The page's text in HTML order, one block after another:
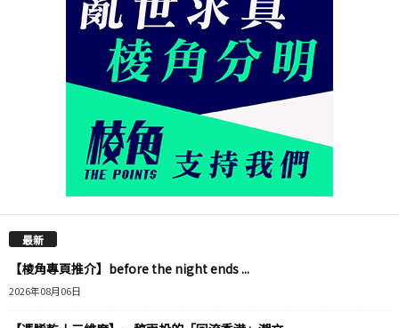
最新
【棱角專頁推介】before the night ends ...
2026年08月06日